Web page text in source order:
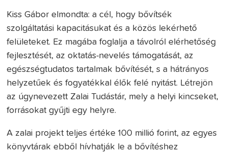
Kiss Gábor elmondta: a cél, hogy bővítsék
szolgáltatási kapacitásukat és a közös lekérhető
felületeket. Ez magába foglalja a távolról elérhetőség
fejlesztését, az oktatás-nevelés támogatását, az
egészségtudatos tartalmak bővítését, s a hátrányos
helyzetűek és fogyatékkal élők felé nyitást. Létrejön
az úgynevezett Zalai Tudástár, mely a helyi kincseket,
forrásokat gyűjti egy helyre.
A zalai projekt teljes értéke 100 millió forint, az egyes
könyvtárak ebből hívhatják le a bővítéshez